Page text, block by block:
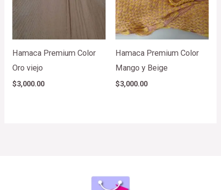
Hamaca Premium Color
Oro viejo
$3,000.00
Hamaca Premium Color
Mango y Beige
$3,000.00